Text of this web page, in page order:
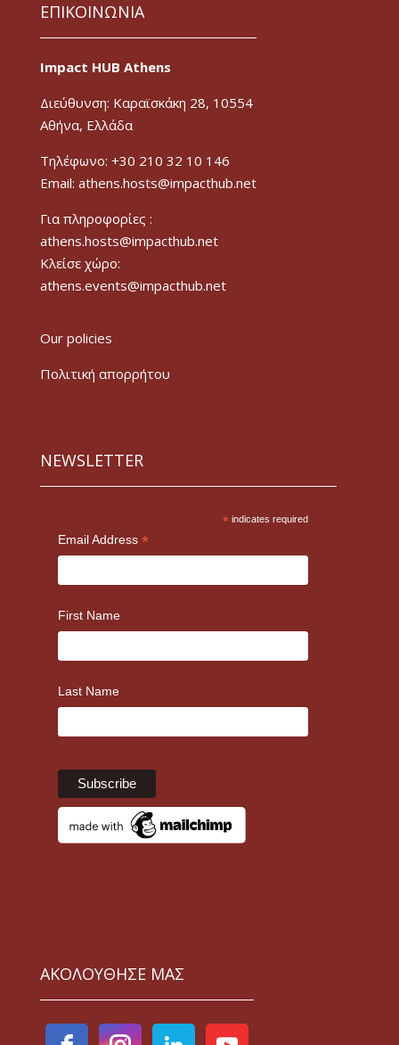
ΕΠΙΚΟΙΝΩΝΙΑ
Impact HUB Athens
Διεύθυνση: Καραϊσκάκη 28, 10554
Αθήνα, Ελλάδα
Τηλέφωνο: +30 210 32 10 146
Email: athens.hosts@impacthub.net
Για πληροφορίες :
athens.hosts@impacthub.net
Κλείσε χώρο:
athens.events@impacthub.net
Our policies
Πολιτική απορρήτου
NEWSLETTER
* indicates required
Email Address *
First Name
Last Name
ΑΚΟΛΟΥΘΗΣΕ ΜΑΣ